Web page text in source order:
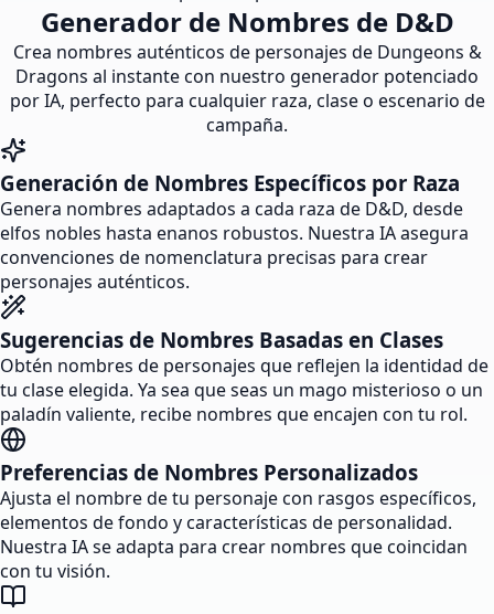
Generador de Nombres de D&D
Crea nombres auténticos de personajes de Dungeons &
Dragons al instante con nuestro generador potenciado
por IA, perfecto para cualquier raza, clase o escenario de
campaña.
Generación de Nombres Específicos por Raza
Genera nombres adaptados a cada raza de D&D, desde
elfos nobles hasta enanos robustos. Nuestra IA asegura
convenciones de nomenclatura precisas para crear
personajes auténticos.
Sugerencias de Nombres Basadas en Clases
Obtén nombres de personajes que reflejen la identidad de
tu clase elegida. Ya sea que seas un mago misterioso o un
paladín valiente, recibe nombres que encajen con tu rol.
Preferencias de Nombres Personalizados
Ajusta el nombre de tu personaje con rasgos específicos,
elementos de fondo y características de personalidad.
Nuestra IA se adapta para crear nombres que coincidan
con tu visión.